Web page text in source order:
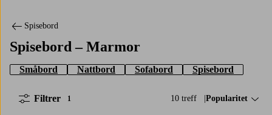
Spisebord
Spisebord – Marmor
Småbord Nattbord Sofabord Spisebord
10 treff Sorter på:
Popularitet
Filtrer 1